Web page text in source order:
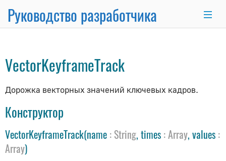
Руководство разработчика
Основные темы
Основы программирования
Использование Node.js и NPM
Интеграция с React.js/Vue.js
Комплект разработчика
Серверный рендеринг
KeyframeTrack→
VectorKeyframeTrack
Дорожка векторных значений ключевых кадров.
Конструктор
VectorKeyframeTrack(name : String, times :Array, values :
Array)